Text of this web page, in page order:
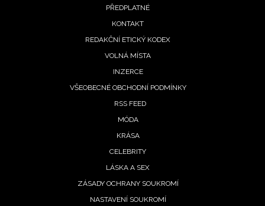
PŘEDPLATNÉ
KONTAKT
REDAKČNÍ ETICKÝ KODEX
VOLNÁ MÍSTA
INZERCE
VŠEOBECNÉ OBCHODNÍ PODMÍNKY
RSS FEED
MÓDA
KRÁSA
CELEBRITY
LÁSKA A SEX
ZÁSADY OCHRANY SOUKROMÍ
NASTAVENÍ SOUKROMÍ